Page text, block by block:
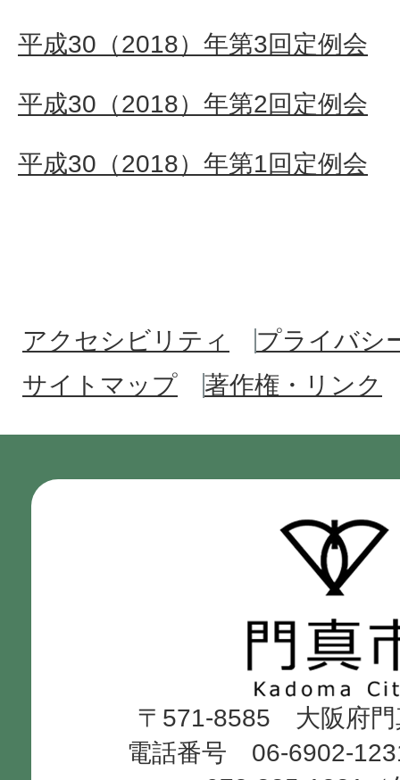
平成30（2018）年第3回定例会
平成30（2018）年第2回定例会
平成30（2018）年第1回定例会
アクセシビリティ
プライバシ
サイトマップ
著作権・リンク
市
Kadoma
City
〒571-8585 大阪府門
電話番号 06-6902-